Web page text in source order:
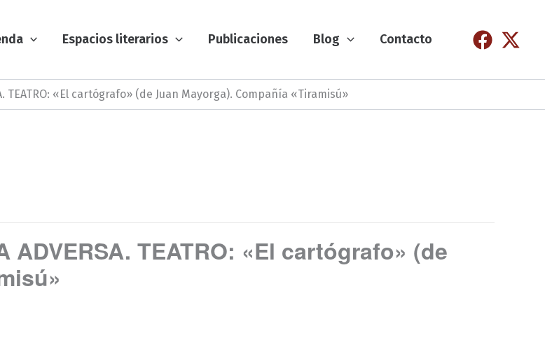
Espacios literarios Publicaciones Blog Contacto
TEATRO: «El cartógrafo» (de Juan Mayorga). Compañía «Tiramisú»
ADVERSA. TEATRO: «El cartógrafo» (de